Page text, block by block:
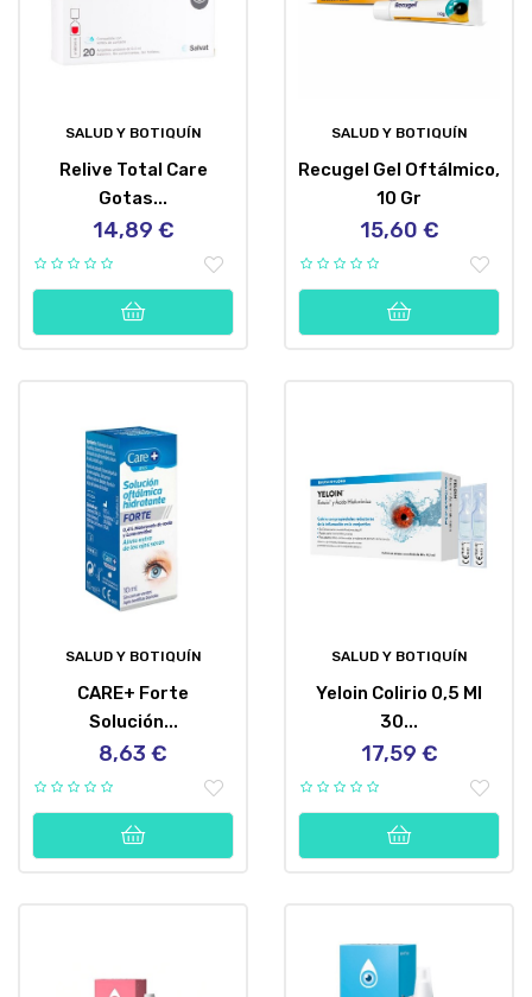
SALUD Y BOTIQUÍN
Relive Total Care
Gotas...
Precio
14,89 €
SALUD Y BOTIQUÍN
Recugel Gel Oftálmico,
10 Gr
Precio
15,60 €
SALUD Y BOTIQUÍN
CARE+ Forte
Solución...
Precio
8,63 €
SALUD Y BOTIQUÍN
Yeloin Colirio 0,5 Ml
30...
Precio
17,59 €